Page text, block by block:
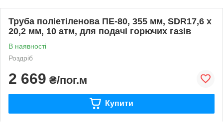
Труба поліетіленова ПЕ-80, 355 мм, SDR17,6 х
20,2 мм, 10 атм, для подачі горючих газів
В наявності
Роздріб
2 669 ₴/пог.м
Купити